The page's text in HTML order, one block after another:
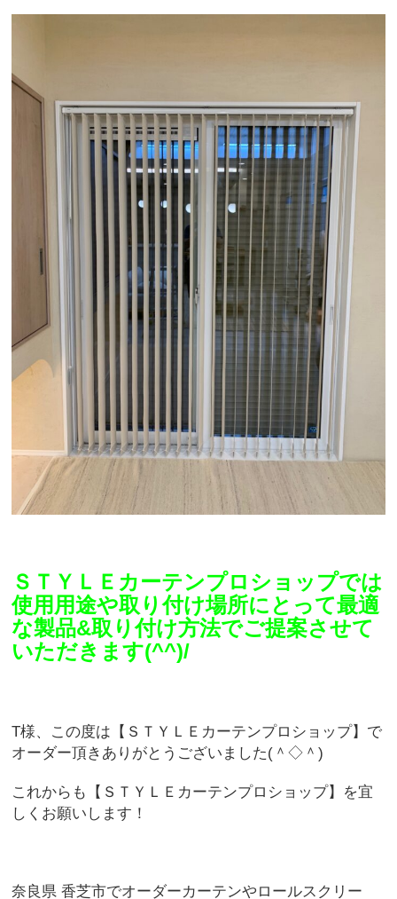
ＳＴＹＬＥカーテンプロショップでは
使用用途や取り付け場所にとって最適
な製品&取り付け方法でご提案させて
いただきます(^^)/
T様、この度は【ＳＴＹＬＥカーテンプロショップ】で
オーダー頂きありがとうございました(＾◇＾)
これからも【ＳＴＹＬＥカーテンプロショップ】を宜
しくお願いします！
奈良県 香芝市でオーダーカーテンやロールスクリー